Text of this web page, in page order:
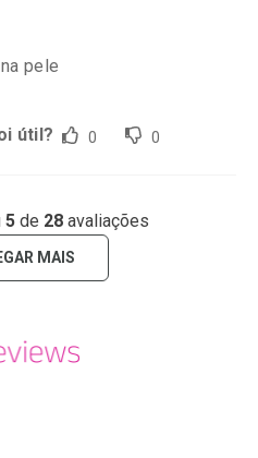
pele
útil? 0 0
5de 28avaliações
MAIS